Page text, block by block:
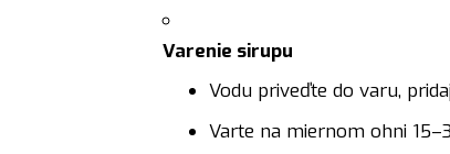
Varenie sirupu
Vodu priveďte do varu,
Varte na miernom ohni